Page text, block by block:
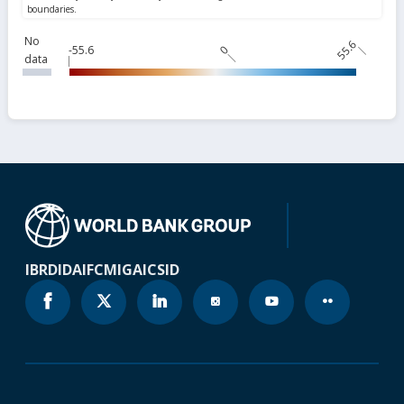
No
data
-55.6 0 55.6
IBRDIDAIFCMIGAICSID